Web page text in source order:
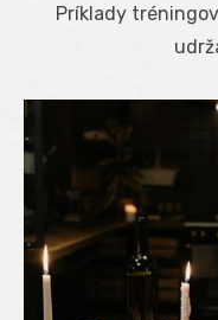
Príklady